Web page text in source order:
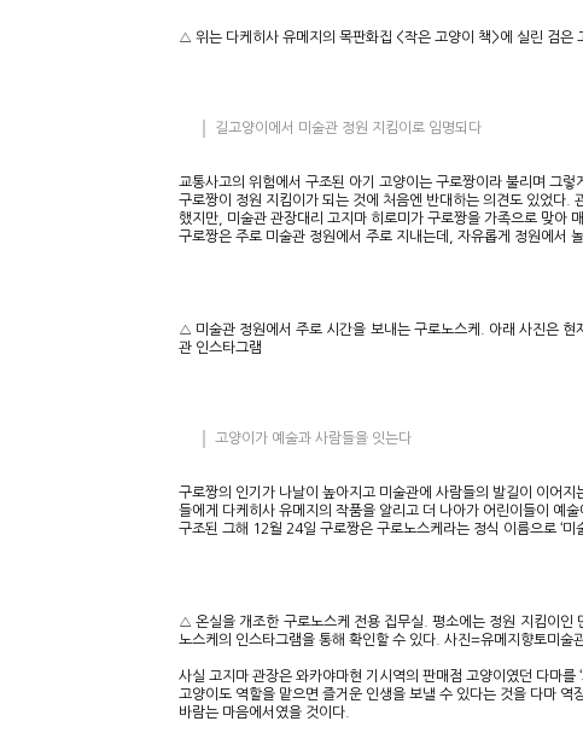
△ 위는 다케히사 유메지의 목판화집 <작은 고양이 책>에 실린 검은
길고양이에서 미술관 정원 지킴이로 임명되다
교통사고의 위험에서 구조된 아기 고양이는 구로짱이라 불리며 그렇
구로짱이 정원 지킴이가 되는 것에 처음엔 반대하는 의견도 있었다.
했지만, 미술관 관장대리 고지마 히로미가 구로짱을 가족으로 맞아
구로짱은 주로 미술관 정원에서 주로 지내는데, 자유롭게 정원에서
△ 미술관 정원에서 주로 시간을 보내는 구로노스케. 아래 사진은
관 인스타그램
고양이가 예술과 사람들을 잇는다
구로짱의 인기가 나날이 높아지고 미술관에 사람들의 발길이 이어
들에게 다케히사 유메지의 작품을 알리고 더 나아가 어린이들이 예
구조된 그해 12월 24일 구로짱은 구로노스케라는 정식 이름으로 ‘
△ 온실을 개조한 구로노스케 전용 집무실. 평소에는 정원 지킴이인
노스케의 인스타그램을 통해 확인할 수 있다. 사진=유메지향토미술
사실 고지마 관장은 와카야마현 기시역의 판매점 고양이였던 다마
고양이도 역할을 맡으면 즐거운 인생을 보낼 수 있다는 것을 다마
바람는 마음에서였을 것이다.